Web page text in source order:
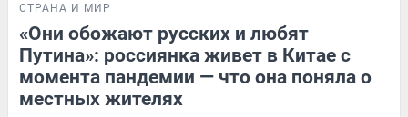
СТРАНА И МИР
«Они обожают русских и любят
Путина»: россиянка живет в Китае с
момента пандемии — что она поняла о
местных жителях